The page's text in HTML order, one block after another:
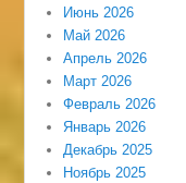
Июнь 2026
Май 2026
Апрель 2026
Март 2026
Февраль 2026
Январь 2026
Декабрь 2025
Ноябрь 2025